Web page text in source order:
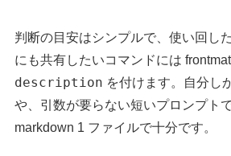
判断の目安はシンプルで、使い回し
にも共有したいコマンドには
description を付けます。自分し
や、引数が要らない短いプロンプト
markdown 1 ファイルで十分です。